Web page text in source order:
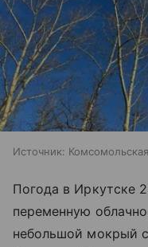
Источник:
Погода в Иркутске
переменную
небольшой мокрый